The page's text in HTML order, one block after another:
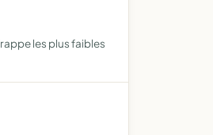
les plus faibles